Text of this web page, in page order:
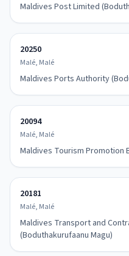
Maldives Post Limited
20250
Malé, Malé
Maldives Ports Authority
20094
Malé, Malé
Maldives Tourism Promotion
20181
Malé, Malé
Maldives Transport and
(Boduthakurufaanu Magu)